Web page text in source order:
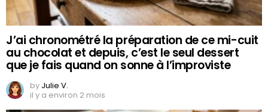
J’ai chronométré la préparation de ce mi-cuit
au chocolat et depuis, c’est le seul dessert
que je fais quand on sonne à l’improviste
by Julie V.
il y a environ 2 mois